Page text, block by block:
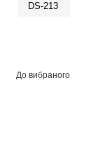
DS-213
До вибраного